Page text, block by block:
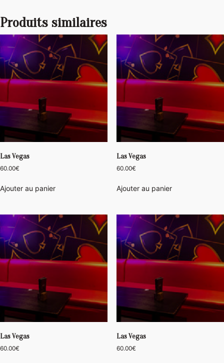
Produits similaires
Las Vegas
60.00€
Ajouter au panier
Las Vegas
60.00€
Ajouter au panier
Las Vegas
60.00€
Las Vegas
60.00€